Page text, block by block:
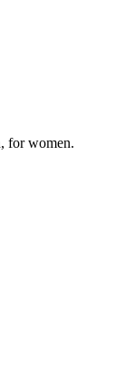
for women.